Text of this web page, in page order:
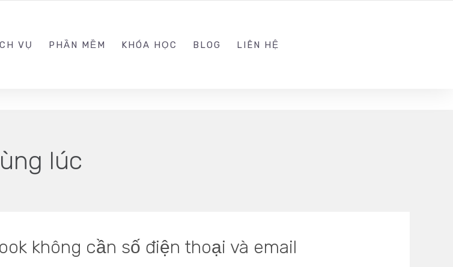
VỤ PHẦN MỀM KHÓA HỌC BLOG LIÊN HỆ
lúc
không cần số điện thoại và email